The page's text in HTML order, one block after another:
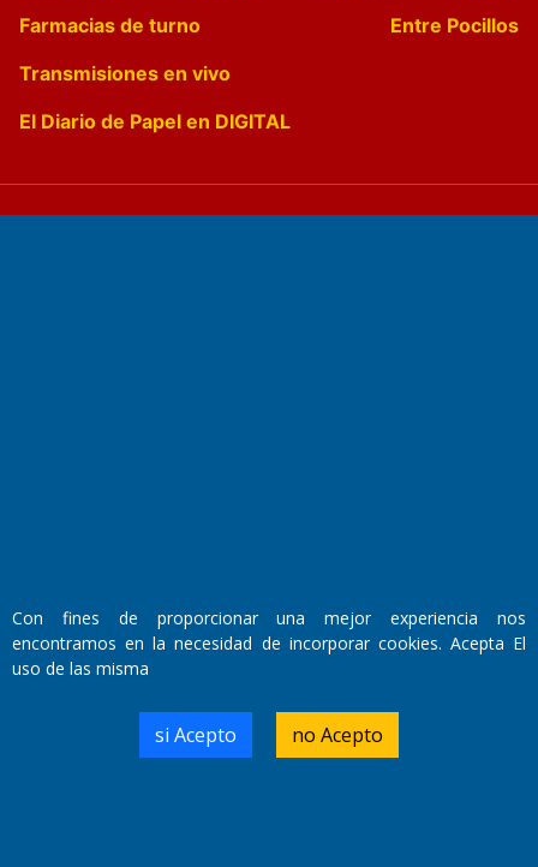
Farmacias de turno
Entre Pocillos
Transmisiones en vivo
El Diario de Papel en DIGITAL
Domicilio Legal: José Ingenieros 855,
Número de Registro DNDA:
RL-2019-55551274-APN-DNDA#MJ
Con fines de proporcionar una mejor experiencia nos
encontramos en la necesidad de incorporar cookies. Acepta El
uso de las misma
si Acepto no Acepto